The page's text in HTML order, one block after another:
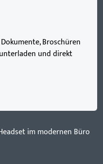
Broschüren
und direkt